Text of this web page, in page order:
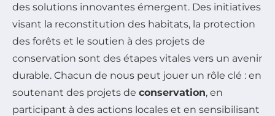
des solutions innovantes émergent. Des initiatives
visant la reconstitution des habitats, la protection
des forêts et le soutien à des projets de
conservation sont des étapes vitales vers un avenir
durable. Chacun de nous peut jouer un rôle clé : en
soutenant des projets de conservation, en
participant à des actions locales et en sensibilisant